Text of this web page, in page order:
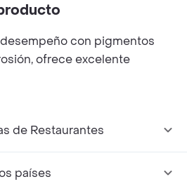
con pigmentos
ofrece excelente
de Restaurantes
países